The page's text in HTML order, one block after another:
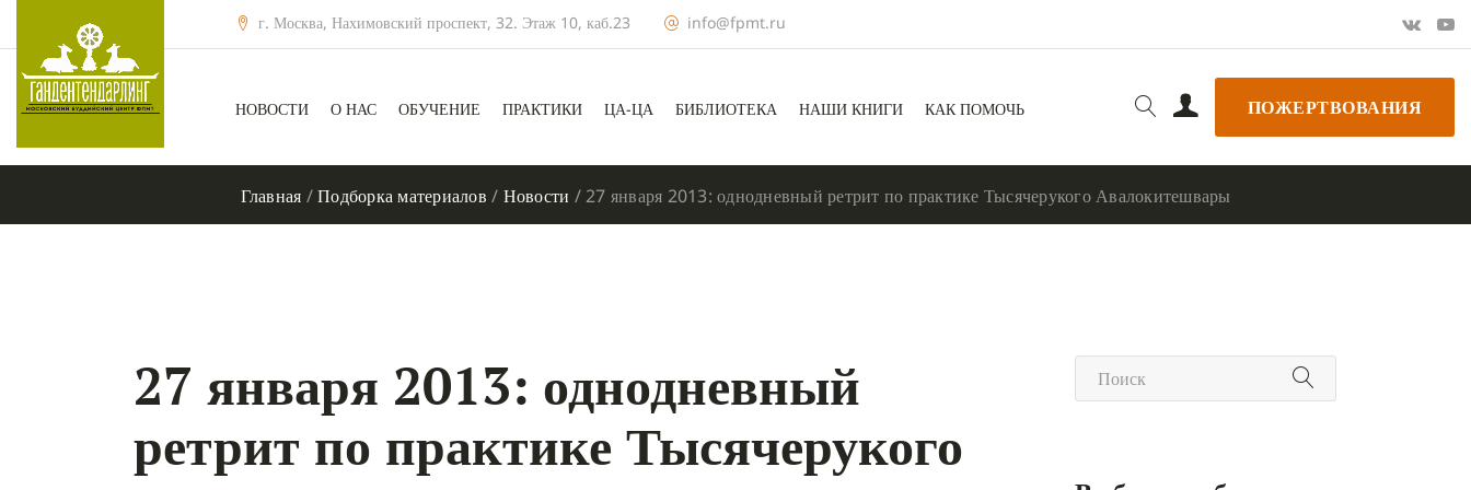
г. Москва, Нахимовский проспект, 32. Этаж 10, каб.23 info@fpmt.ru
НОВОСТИ О НАС ОБУЧЕНИЕ ПРАКТИКИ ЦА-ЦА БИБЛИОТЕКА НАШИ КНИГИ КАК ПОМОЧЬ ПОЖЕРТВОВАНИЯ
Главная /Подборка материалов / Новости /27 января 2013: однодневный ретрит по практике Тысячерукого Авалокитешвары
27 января 2013: однодневный
ретрит по практике Тысячерукого